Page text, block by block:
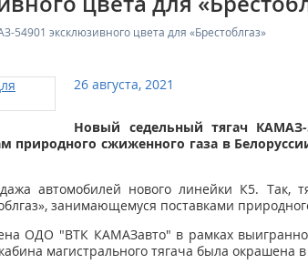
54901 эксклюзивного цвета для «Брестоблгаз»
26 августа, 2021
Новый седельный тягач
природного сжиженного газа в
автомобилей нового линейки К5. Так,
занимающемуся поставками
ОДО "ВТК КАМАЗавто" в рамках
магистрального тягача была окрашена